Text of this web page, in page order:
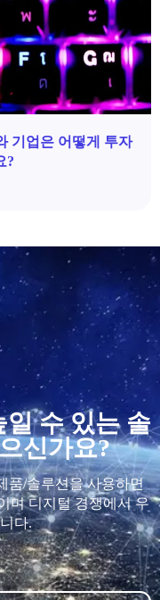
기업은 어떻게 투자
?
수 있는 솔
신가요?
품/솔루션을 사용하면
며 디지털 경쟁에서 우
다.